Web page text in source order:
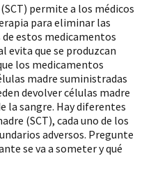
permite a los médicos
para eliminar las
de estos medicamentos
evita que se produzcan
los medicamentos
madre suministradas
devolver células madre
la sangre. Hay diferentes
(SCT), cada uno de los
adversos. Pregunte
se va a someter y qué